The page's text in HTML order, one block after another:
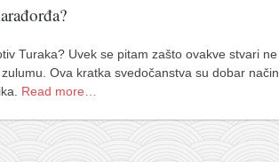
Turaka? Uvek se pitam zašto ovakve stvari ne
Ova kratka svedočanstva su dobar način
Read more…